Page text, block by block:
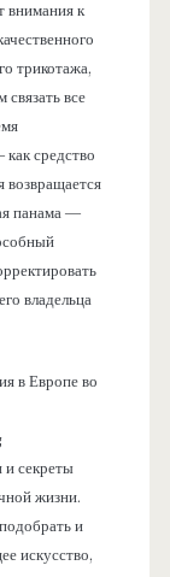
внимания к
трикотажа,
все
средство
возвращается
панама —
владельца
в Европе во
и секреты
жизни.
и
искусство,